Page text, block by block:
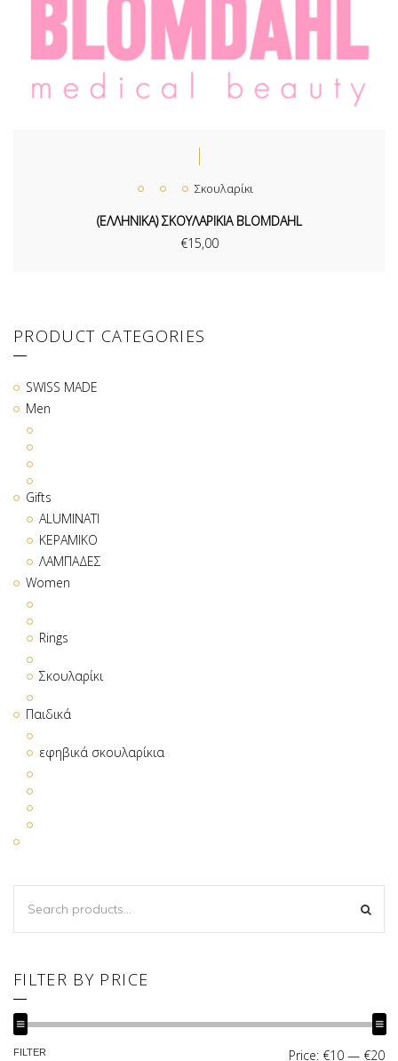
Σκουλαρίκι
(ΕΛΛΗΝΙΚΑ) ΣΚΟΥΛΑΡΙΚΙΑ BLOMDAHL
€15,00
PRODUCT CATEGORIES
SWISS MADE
Men
Gifts
ALUMINATI
ΚΕΡΑΜΙΚΟ
ΛΑΜΠΑΔΕΣ
Women
Rings
Σκουλαρίκι
Παιδικά
εφηβικά σκουλαρίκια
FOR:
FILTER BY PRICE
MIN
MAX
FILTER Price: €10 — €20